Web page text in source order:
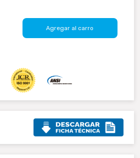
Agregar al carro